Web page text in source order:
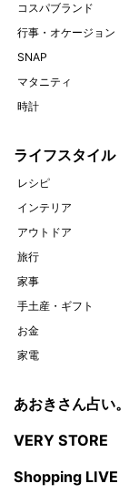
コスパブランド
行事・オケージョン
SNAP
マタニティ
時計
ライフスタイル
レシピ
インテリア
アウトドア
旅行
家事
手土産・ギフト
お金
家電
あおきさん占い。
VERY STORE
Shopping LIVE